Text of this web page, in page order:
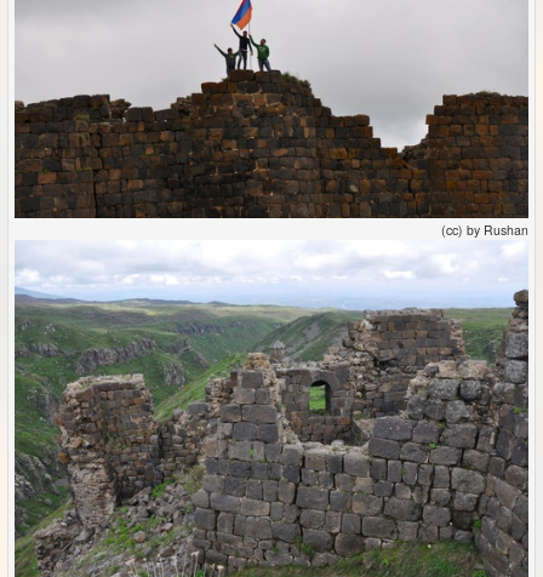
(cc) by Rushan